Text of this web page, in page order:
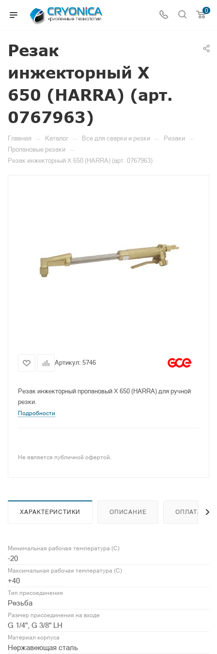
0
Резак
инжекторный X
650 (HARRA) (арт.
0767963)
Главная — Каталог — Все для сварки и резки — Резаки —
Пропановые резаки —
Резак инжекторный X 650 (HARRA) (арт. 0767963)
Артикул: 5746
Резак инжекторный пропановый X 650 (HARRA) для ручной
резки.
Подробности
Не является публичной офертой.
ХАРАКТЕРИСТИКИ ОПИСАНИЕ ОПЛАТА
Минимальная рабочая температура (С)
-20
Максимальная рабочая температура (С)
+40
Тип присоединения
Резьба
Размер присоединения на входе
G 1/4", G 3/8" LH
Материал корпуса
Нержавеющая сталь